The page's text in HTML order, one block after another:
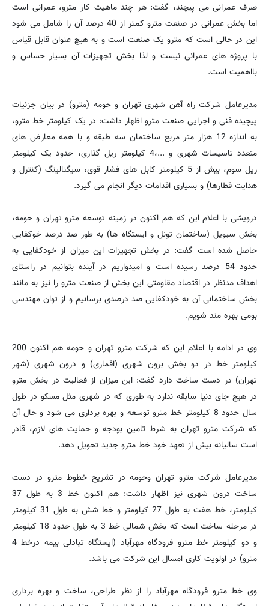
صرف عمرانی می پیچند، گفت: هر چند ماهیت کار مترو، عمرانی است
اما بخش عمرانی در صنعت مترو کمتر از 40 درصد آن را شامل می شود
این در حالی است که مترو یک صنعت است و به هیچ عنوان قابل قیاس
با پروژه های عمرانی نیست و لذا بخش تجهیزات آن بسیار حساس و
بااهمیت است.
مدیرعامل شرکت راه آهن شهری تهران و حومه (مترو) در بیان جزئیات
پیچیده فنی و اجرایی صنعت مترو اظهار داشت: در یک کیلومتر خط مترو،
به اندازه 12 هزار متر مربع ساختمان سه طبقه و با همه معارض های
متعدد تاسیسات شهری و ...،4 کیلومتر ریل گذاری، حدود یک کیلومتر
ریل سوم، بیش از 5 کیلومتر کابل های فشار قوی، سیگنالینگ (کنترل و
هدایت قطارها) و بسیاری اقدامات دیگر انجام می گیرد.
درویشی با اعلام این که هم اکنون در زمینه توسعه مترو تهران و حومه،
بخش سیویل (ساختمان تونل و ایستگاه ها) به طور صد درصد خوکفایی
حاصل شده است گفت: در بخش تجهیزات این میزان از خودکفایی به
حدود 54 درصد رسیده است و امیدواریم در آینده بتوانیم در راستای
اهداف مدنظر در اقتصاد مقاومتی این بخش از صنعت مترو را نیز به مانند
بخش ساختمانی آن به خودکفایی صد درصدی برسانیم و از توان مهندسی
بومی بهره مند شویم.
وی در ادامه با اعلام این که شرکت مترو تهران و حومه هم اکنون 200
کیلومتر خط در دو بخش برون شهری (اقماری) و درون شهری (شهر
تهران) در دست ساخت دارد گفت: این میزان از فعالیت در بخش مترو
در هیچ جای دنیا سابقه ندارد به طوری که در شهری مثل مسکو در طول
سال حدود 8 کیلومتر خط مترو توسعه و بهره برداری می شود و حال آن
که شرکت مترو تهران به شرط تامین بودجه و حمایت های لازم، قادر
است سالیانه بیش از تعهد خود خط مترو جدید تحویل دهد.
مدیرعامل شرکت مترو تهران وحومه در تشریح خطوط مترو در دست
ساخت درون شهری نیز اظهار داشت: هم اکنون خط 3 به طول 37
کیلومتر، خط هفت به طول 27 کیلومتر و خط شش به طول 31 کیلومتر
در مرحله ساخت است که بخش شمالی خط 3 به طول حدود 18 کیلومتر
و دو کیلومتر خط مترو فرودگاه مهرآباد (ایستگاه تبادلی بیمه درخط 4
مترو) در اولویت کاری امسال این شرکت می باشد.
وی خط مترو فرودگاه مهرآباد را از نظر طراحی، ساخت و بهره برداری